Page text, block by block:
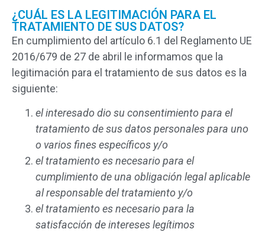
¿CUÁL ES LA LEGITIMACIÓN PARA EL
TRATAMIENTO DE SUS DATOS?
En cumplimiento del artículo 6.1 del Reglamento UE
2016/679 de 27 de abril le informamos que la
legitimación para el tratamiento de sus datos es la
siguiente:
el interesado dio su consentimiento para el
tratamiento de sus datos personales para uno
o varios fines específicos y/o
el tratamiento es necesario para el
cumplimiento de una obligación legal aplicable
al responsable del tratamiento y/o
el tratamiento es necesario para la
satisfacción de intereses legítimos